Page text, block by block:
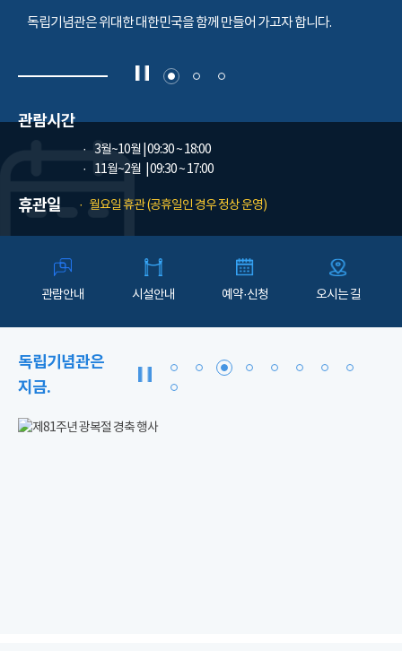
독립기념관은 위대한 대한민국을 함께 만들어 가고자 합니다.
관람시간
3월~10월 | 09:30 ~ 18:00
11월~2월
| 09:30 ~ 17:00
휴관일 월요일 휴관 (공휴일인 경우 정상 운영)
관람안내 시설안내 예약·신청 오시는 길
독립기념관은
지금.